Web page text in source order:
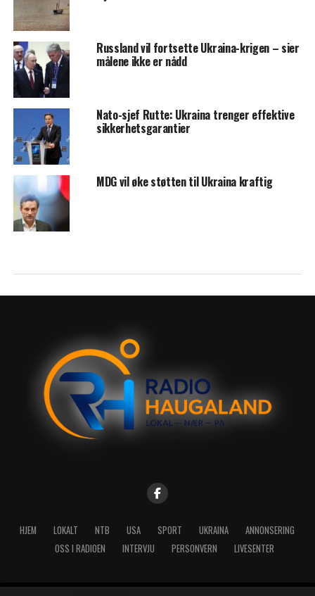
Russland vil fortsette Ukraina-krigen – sier
målene ikke er nådd
Nato-sjef Rutte: Ukraina trenger effektive
sikkerhetsgarantier
MDG vil øke støtten til Ukraina kraftig
HJEM LOKALT NTB USA SPORT UKRAINA
ANNONSERING
OSS I RADIOEN
INTERVJU PERSONVERN LIVESENTER